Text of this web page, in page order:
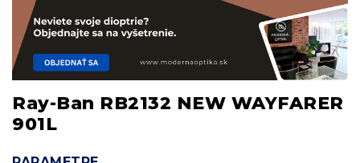
Ray-Ban RB2132 NEW WAYFARER
901L